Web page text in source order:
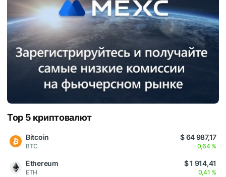
Top 5 криптовалют
Bitcoin
BTC
$ 64 987,17
0,64 %
Ethereum
ETH
$ 1 914,41
0,41 %